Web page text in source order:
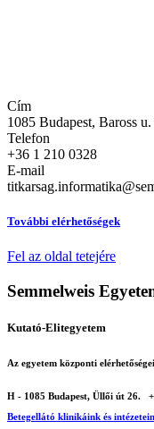
Cím
1085 Budapest, Baross
Telefon
+36 1 210 0328
E-mail
További elérhetőségek
Fel az oldal tetejére
Semmelweis
Kutató-Elitegyetem
Az egyetem központi elérhetőségei
H - 1085 Budapest, Üllői út 26.
Betegellátó klinikáink és